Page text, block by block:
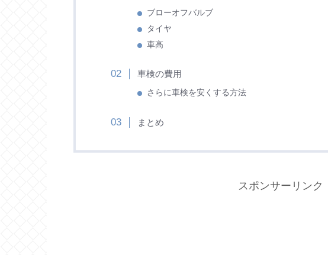
ブローオフバルブ
タイヤ
車高
車検の費用
さらに車検を安くする方法
まとめ
スポンサーリンク